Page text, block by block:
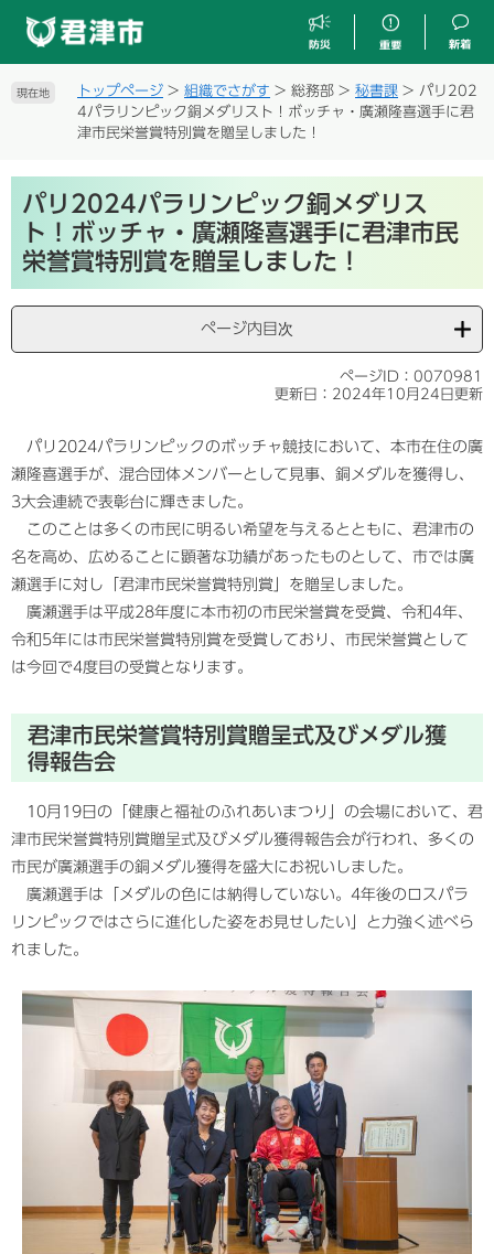
す
し
現在地 トップページ > 組織でさがす > 総務部 > 秘書課 > パリ202
4パラリンピック銅メダリスト！ボッチャ・廣瀬隆喜選手に君
津市民栄誉賞特別賞を贈呈しました！
文パリ2024パラリンピック銅メダリス
ト！ボッチャ・廣瀬隆喜選手に君津市民
栄誉賞特別賞を贈呈しました！
ページ内目次
ページID：0070981
更新日：2024年10月24日更新
パリ2024パラリンピックのボッチャ競技において、本市在住の廣
瀬隆喜選手が、混合団体メンバーとして見事、銅メダルを獲得し、
3大会連続で表彰台に輝きました。
このことは多くの市民に明るい希望を与えるとともに、君津市の
名を高め、広めることに顕著な功績があったものとして、市では廣
瀬選手に対し「君津市民栄誉賞特別賞」を贈呈しました。
廣瀬選手は平成28年度に本市初の市民栄誉賞を受賞、令和4年、
令和5年には市民栄誉賞特別賞を受賞しており、市民栄誉賞として
は今回で4度目の受賞となります。
君津市民栄誉賞特別賞贈呈式及びメダル獲
得報告会
10月19日の「健康と福祉のふれあいまつり」の会場において、君
津市民栄誉賞特別賞贈呈式及びメダル獲得報告会が行われ、多くの
市民が廣瀬選手の銅メダル獲得を盛大にお祝いしました。
廣瀬選手は「メダルの色には納得していない。4年後のロスパラ
リンピックではさらに進化した姿をお見せしたい」と力強く述べら
れました。